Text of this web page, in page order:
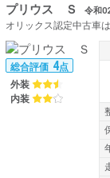
プリウス Ｓ 令和
総合評価 4点
外装
内装